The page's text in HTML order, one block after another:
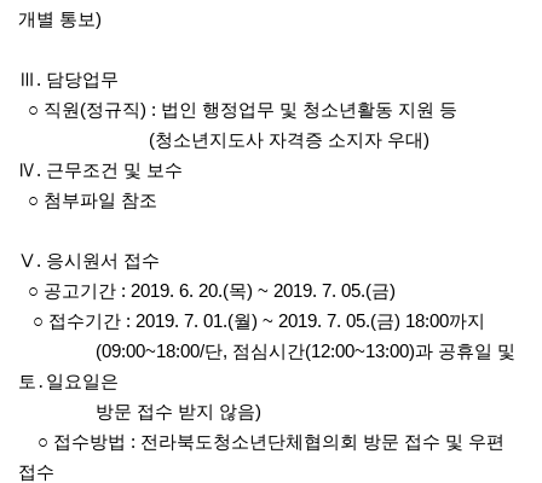
개별 통보)
Ⅲ. 담당업무
○ 직원(정규직) : 법인 행정업무 및 청소년활동 지원 등
(청소년지도사 자격증 소지자 우대)
Ⅳ. 근무조건 및 보수
○ 첨부파일 참조
Ⅴ. 응시원서 접수
○ 공고기간 : 2019. 6. 20.(목) ~ 2019. 7. 05.(금)
○ 접수기간 : 2019. 7. 01.(월) ~ 2019. 7. 05.(금) 18:00까지
(09:00~18:00/단, 점심시간(12:00~13:00)과 공휴일 및
토․일요일은
방문 접수 받지 않음)
○ 접수방법 : 전라북도청소년단체협의회 방문 접수 및 우편
접수